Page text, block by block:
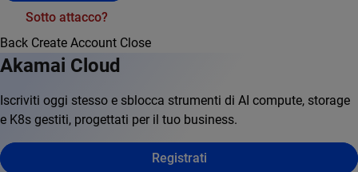
Sotto attacco?
Back Create Account Close
Akamai Cloud
Iscriviti oggi stesso e sblocca strumenti di AI compute, storage
e K8s gestiti, progettati per il tuo business.
Registrati